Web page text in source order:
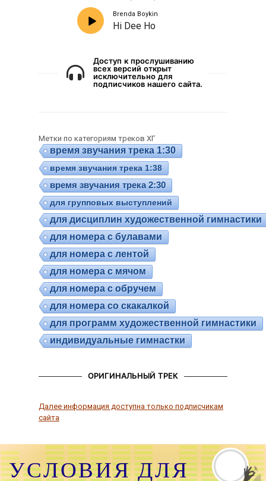
Brenda Boykin
Hi Dee Ho
Доступ к прослушиванию
всех версий открыт
исключительно для
подписчиков нашего сайта.
Метки по категориям треков ХГ
время звучания трека 1:30
время звучания трека 1:38
время звучания трека 2:30
для групповых выступлений
для дисциплин художественной гимнастики
для номера с булавами
для номера с лентой
для номера с мячом
для номера с обручем
для номера со скакалкой
для программ художественной гимнастики
индивидуальные гимнастки
ОРИГИНАЛЬНЫЙ ТРЕК
Далее информация доступна только подписчикам
сайта
УСЛОВИЯ ДЛЯ